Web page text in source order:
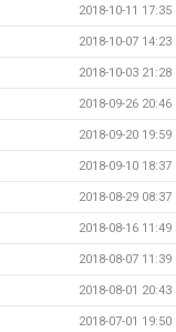
2018-10-11 17:35
2018-10-07 14:23
2018-10-03 21:28
2018-09-26 20:46
2018-09-20 19:59
2018-09-10 18:37
2018-08-29 08:37
2018-08-16 11:49
2018-08-07 11:39
2018-08-01 20:43
2018-07-01 19:50